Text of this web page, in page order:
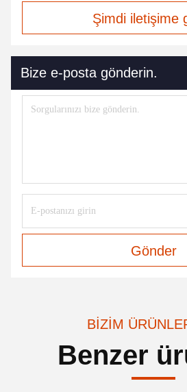
Şimdi iletişime
Bize e-posta gönderin.
Gönder
BIZIM
Benzer